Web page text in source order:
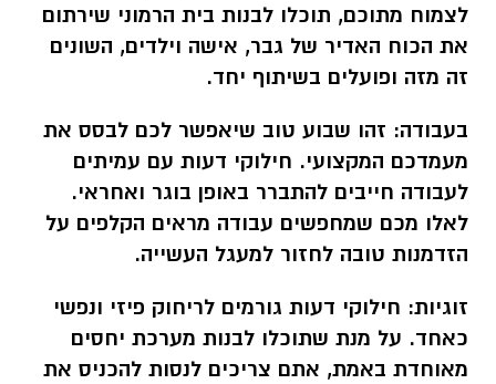
לצמוח מתוכם, תוכלו לבנות בית הרמוני שירתום
את הכוח האדיר של גבר, אישה וילדים, השונים
זה מזה ופועלים בשיתוף יחד.
בעבודה: זהו שבוע טוב שיאפשר לכם לבסס את
מעמדכם המקצועי. חילוקי דעות עם עמיתים
לעבודה חייבים להתברר באופן בוגר ואחראי.
לאלו מכם שמחפשים עבודה מראים הקלפים על
הזדמנות טובה לחזור למעגל העשייה.
זוגיות: חילוקי דעות גורמים לריחוק פיזי ונפשי
כאחד. על מנת שתוכלו לבנות מערכת יחסים
מאוחדת באמת, אתם צריכים לנסות להכניס את